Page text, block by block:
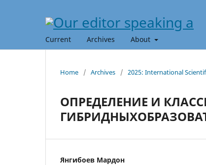
Current Archives About
Home / Archives / 2025: International
ОПРЕДЕЛЕНИЕ И
Янгибоев Мардон